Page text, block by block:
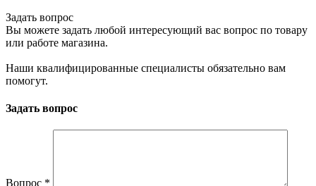
Задать вопрос
Вы можете задать любой интересующий вас вопрос по товару
или работе магазина.
Наши квалифицированные специалисты обязательно вам
помогут.
Задать вопрос
Вопрос *